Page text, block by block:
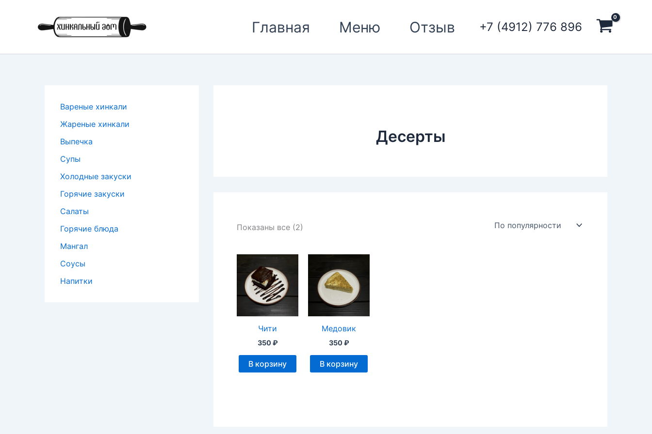
содержимому
Главная Меню Отзыв +7 (4912) 776 896
Вареные хинкали
Жареные хинкали
Выпечка
Супы
Холодные закуски
Горячие закуски
Салаты
Горячие блюда
Мангал
Соусы
Напитки
Десерты
Показаны все (2)
Чити
350₽
В корзину
Медовик
350₽
В корзину